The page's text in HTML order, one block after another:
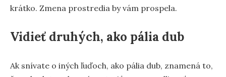
krátko. Zmena prostredia by vám prospela.
Vidieť druhých, ako pália dub
Ak snívate o iných ľuďoch, ako pália dub, znamená to,